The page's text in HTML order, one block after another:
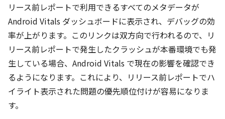
リース前レポートで利用できるすべてのメタデータが
Android Vitals ダッシュボードに表示され、デバッグの効
率が上がります。このリンクは双方向で行われるので、リ
リース前レポートで発生したクラッシュが本番環境でも発
生している場合、Android Vitals で現在の影響を確認でき
るようになります。これにより、リリース前レポートでハ
イライト表示された問題の優先順位付けが容易になりま
す。